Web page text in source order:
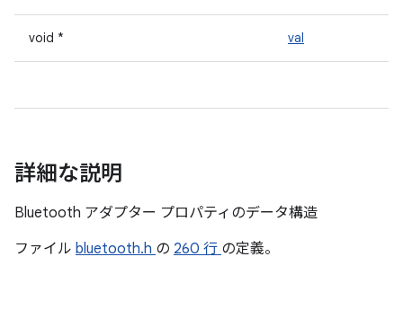
void * val
詳細な説明
Bluetooth アダプター プロパティのデータ構造
ファイル bluetooth.h の 260 行 の定義。